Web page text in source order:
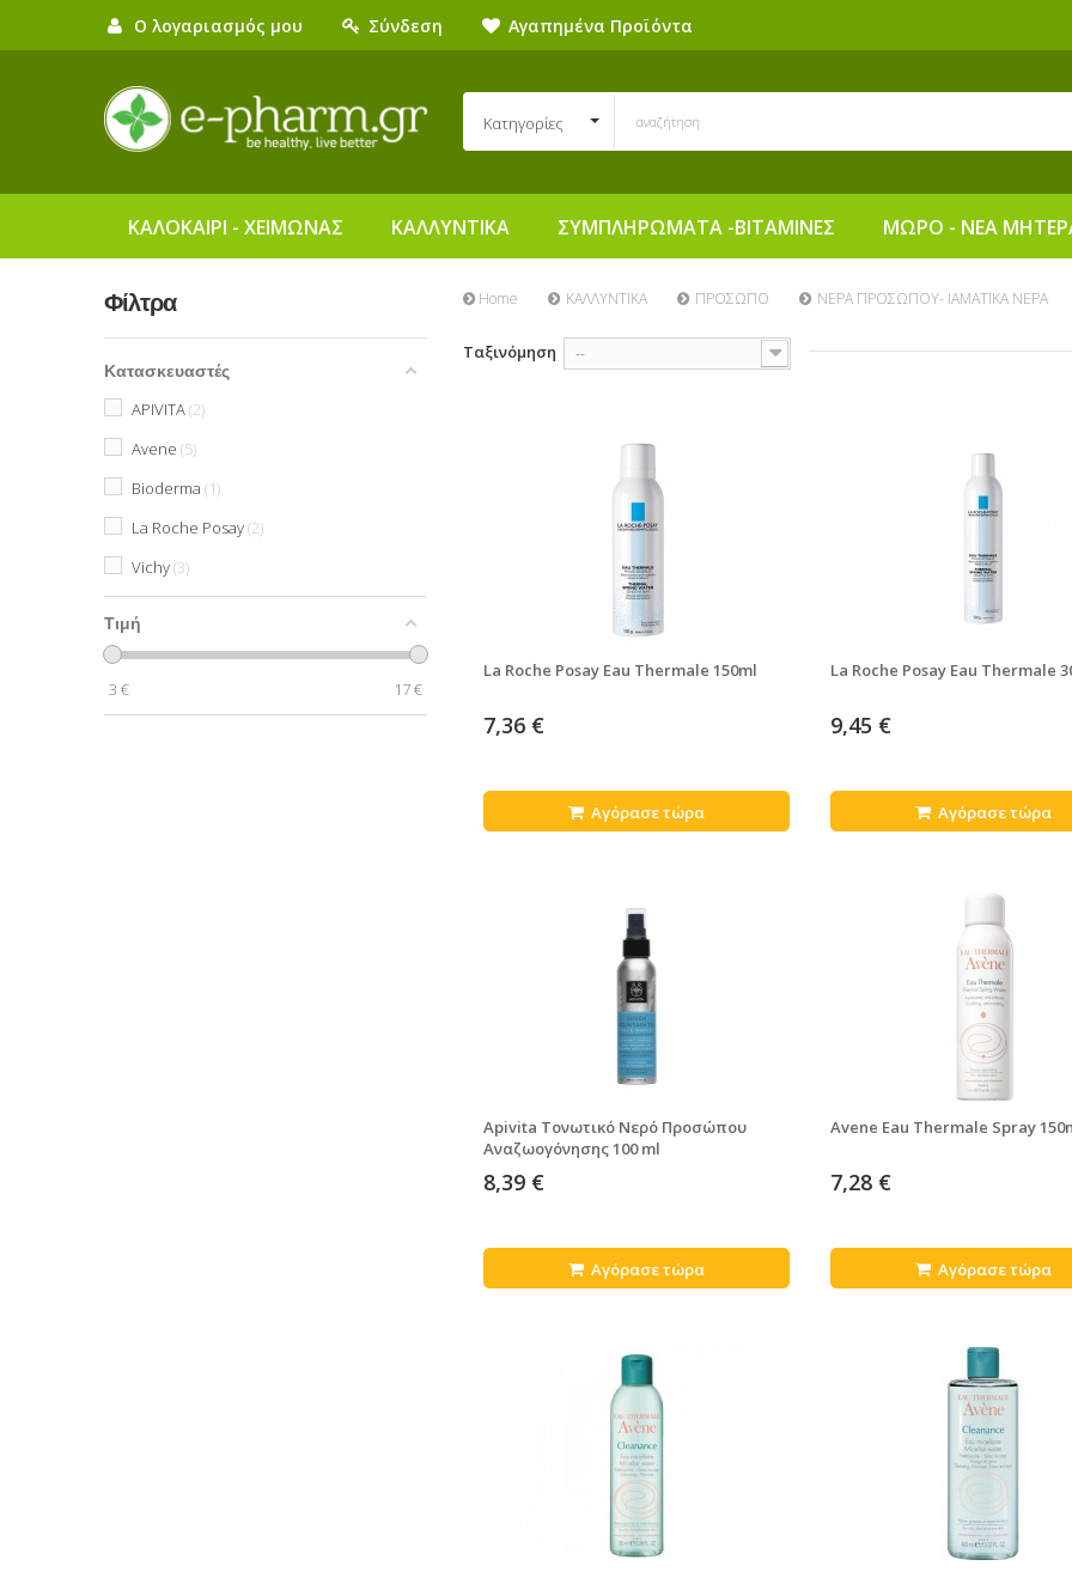
Ο λογαριασμός μου Σύνδεση Αγαπημένα Προϊόντα
Κατηγορίες
ΚΑΛΟΚΑΙΡΙ - ΧΕΙΜΩΝΑΣ ΚΑΛΛΥΝΤΙΚΑ ΣΥΜΠΛΗΡΩΜΑΤΑ -ΒΙΤΑΜΙΝΕΣ ΜΩΡΟ - ΝΕΑ
Φίλτρα
Κατασκευαστές
APIVITA 2
Avene 5
Bioderma 1
La Roche Posay 2
Vichy 3
Τιμή
3 € 17€
Home ΚΑΛΛΥΝΤΙΚΑ ΠΡΟΣΩΠΟ ΝΕΡΑ ΠΡΟΣΩΠΟΥ- ΙΑΜΑΤΙΚΑ ΝΕΡΑ
Ταξινόμηση --
La Roche Posay Eau Thermale 150ml
7,36 €
Αγόρασε τώρα
La Roche Posay Eau Thermale
9,45 €
Αγόρασε τώρα
Apivita Τονωτικό Νερό Προσώπου
Αναζωογόνησης 100 ml
8,39 €
Αγόρασε τώρα
Avene Eau Thermale Spray
7,28 €
Αγόρασε τώρα